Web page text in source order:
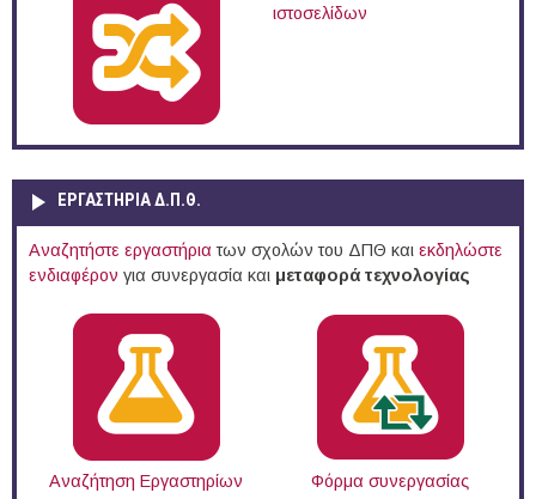
ιστοσελίδων
ΕΡΓΑΣΤΗΡΙΑ Δ.Π.Θ.
Αναζητήστε εργαστήρια των σχολών του ΔΠΘ και εκδηλώστε
ενδιαφέρον για συνεργασία και μεταφορά τεχνολογίας
Αναζήτηση Εργαστηρίων Φόρμα συνεργασίας